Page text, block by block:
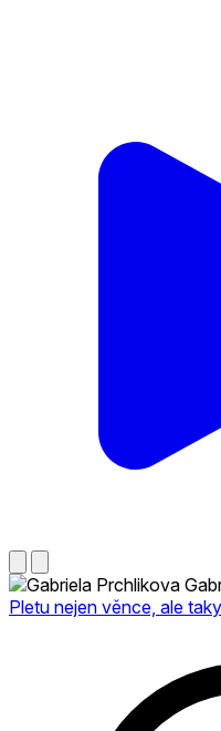
Pletu nejen věnce, ale